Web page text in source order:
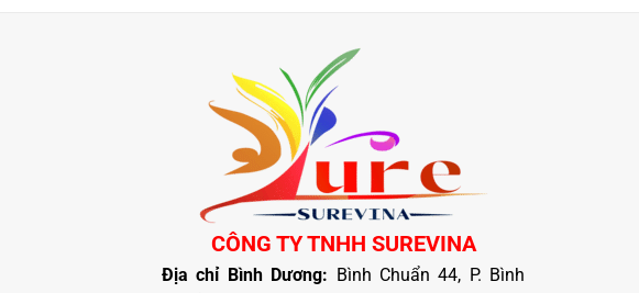
CÔNG TY TNHH SUREVINA
Địa chỉ Bình Dương: Bình Chuẩn 44, P. Bình